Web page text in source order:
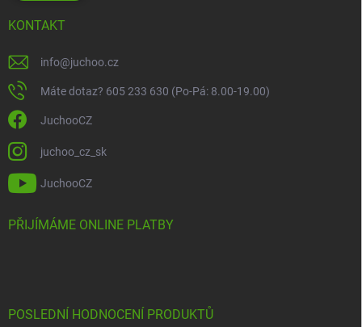
KONTAKT
info@juchoo.cz
Máte dotaz? 605 233 630 (Po-Pá: 8.00-19.00)
JuchooCZ
juchoo_cz_sk
JuchooCZ
PŘIJÍMÁME ONLINE PLATBY
POSLEDNÍ HODNOCENÍ PRODUKTŮ